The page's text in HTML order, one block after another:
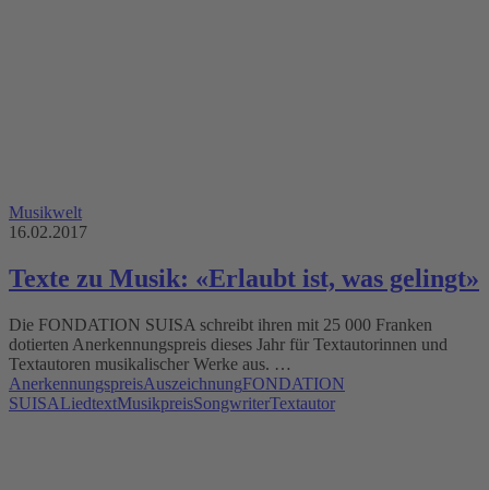
Musikwelt
16.02.2017
Texte zu Musik: «Erlaubt ist, was gelingt»
Die FONDATION SUISA schreibt ihren mit 25 000 Franken
dotierten Anerkennungspreis dieses Jahr für Textautorinnen und
Textautoren musikalischer Werke aus. …
AnerkennungspreisAuszeichnungFONDATION
SUISALiedtextMusikpreisSongwriterTextautor